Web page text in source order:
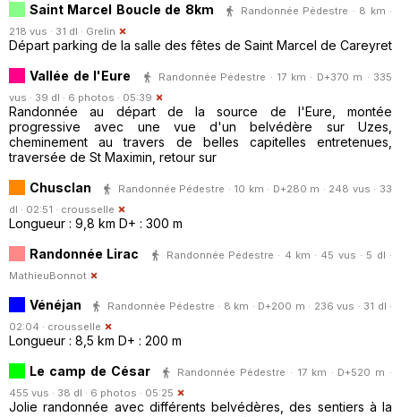
Saint Marcel Boucle de 8km
Randonnée Pédestre · 8 km ·
218 vus · 31 dl · Grelin
Départ parking de la salle des fêtes de Saint Marcel de Careyret
Vallée de l'Eure
Randonnée Pédestre · 17 km · D+370 m · 335
vus · 39 dl · 6 photos · 05:39
Randonnée au départ de la source de l'Eure, montée
progressive avec une vue d'un belvédère sur Uzes,
cheminement au travers de belles capitelles entretenues,
traversée de St Maximin, retour sur
Chusclan
Randonnée Pédestre · 10 km · D+280 m · 248 vus · 33
dl · 02:51 · crousselle
Longueur : 9,8 km D+ : 300 m
Randonnée Lirac
Randonnée Pédestre · 4 km · 45 vus · 5 dl ·
MathieuBonnot
Vénéjan
Randonnée Pédestre · 8 km · D+200 m · 236 vus · 31 dl ·
02:04 · crousselle
Longueur : 8,5 km D+ : 200 m
Le camp de César
Randonnée Pédestre · 17 km · D+520 m ·
455 vus · 38 dl · 6 photos · 05:25
Jolie randonnée avec différents belvédères, des sentiers à la